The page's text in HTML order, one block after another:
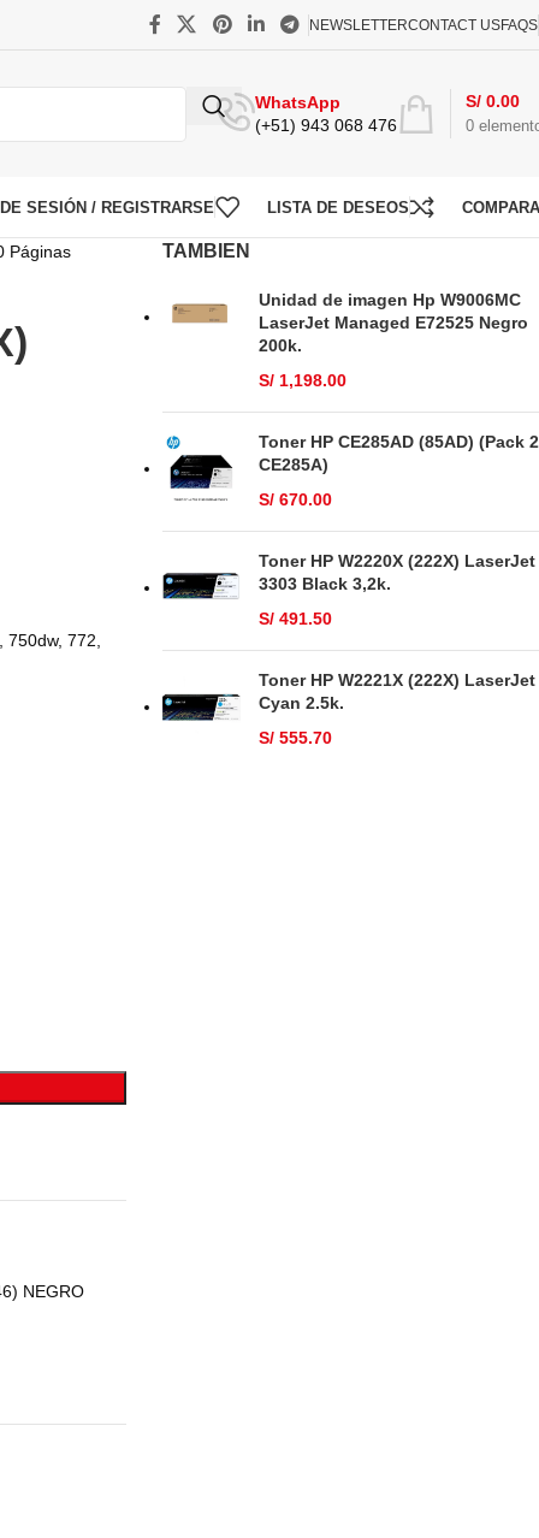
NEWSLETTERCONTACT USFAQS
WhatsApp
(+51) 943 068 476
0
S/ 0.00
SESIÓN / REGISTRARSE LISTA DE DESEOS
Páginas
750dw, 772,
NEGRO
TAMBIEN
Unidad de imagen Hp W9006MC
LaserJet Managed E72525 Negro
200k.
S/1,198.00
Toner HP CE285AD (85AD) (Pack 2
CE285A)
S/670.00
Toner HP W2220X (222X) LaserJet
3303 Black 3,2k.
S/491.50
Toner HP W2221X (222X) LaserJet
Cyan 2.5k.
S/555.70